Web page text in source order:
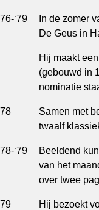
‘79
In de zomer
De Geus in
Hij maakt
(gebouwd in
nominatie
Samen met
twaalf
‘79
Beeldend
van het
over twee
Hij bezoekt